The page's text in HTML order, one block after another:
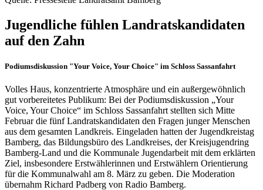
Jugendliche fühlen Landratskandidaten
auf den Zahn
Podiumsdiskussion "Your Voice, Your Choice" im Schloss Sassanfahrt
Volles Haus, konzentrierte Atmosphäre und ein außergewöhnlich
gut vorbereitetes Publikum: Bei der Podiumsdiskussion „Your
Voice, Your Choice“ im Schloss Sassanfahrt stellten sich Mitte
Februar die fünf Landratskandidaten den Fragen junger Menschen
aus dem gesamten Landkreis. Eingeladen hatten der Jugendkreistag
Bamberg, das Bildungsbüro des Landkreises, der Kreisjugendring
Bamberg-Land und die Kommunale Jugendarbeit mit dem erklärten
Ziel, insbesondere Erstwählerinnen und Erstwählern Orientierung
für die Kommunalwahl am 8. März zu geben. Die Moderation
übernahm Richard Padberg von Radio Bamberg.